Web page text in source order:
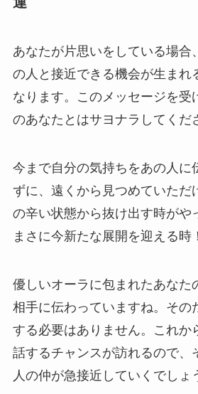
あなたが片思いをしている場合
の人と接近できる機会が生まれ
なります。このメッセージを受
のあなたとはサヨナラしてくだ
今まで自分の気持ちをあの人に
ずに、遠くから見つめていただ
の辛い状態から抜け出す時がや
まさに今新たな展開を迎える時！
優しいオーラに包まれたあなた
相手に伝わっていますね。その
する必要はありません。これか
話するチャンスが訪れるので、
人の仲が急接近していくでしょ